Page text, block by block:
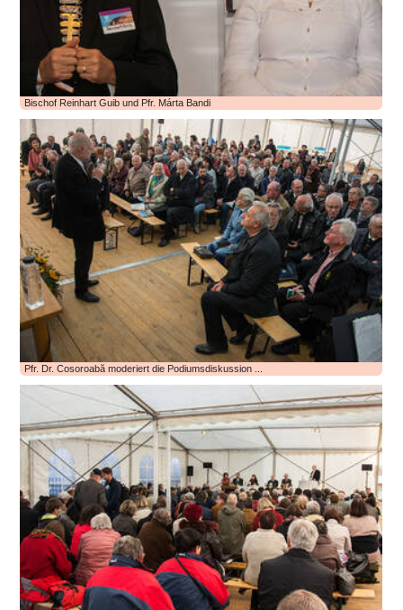
Bischof Reinhart Guib und Pfr. Márta Bandi
Pfr. Dr. Cosoroabă moderiert die Podiumsdiskussion ...